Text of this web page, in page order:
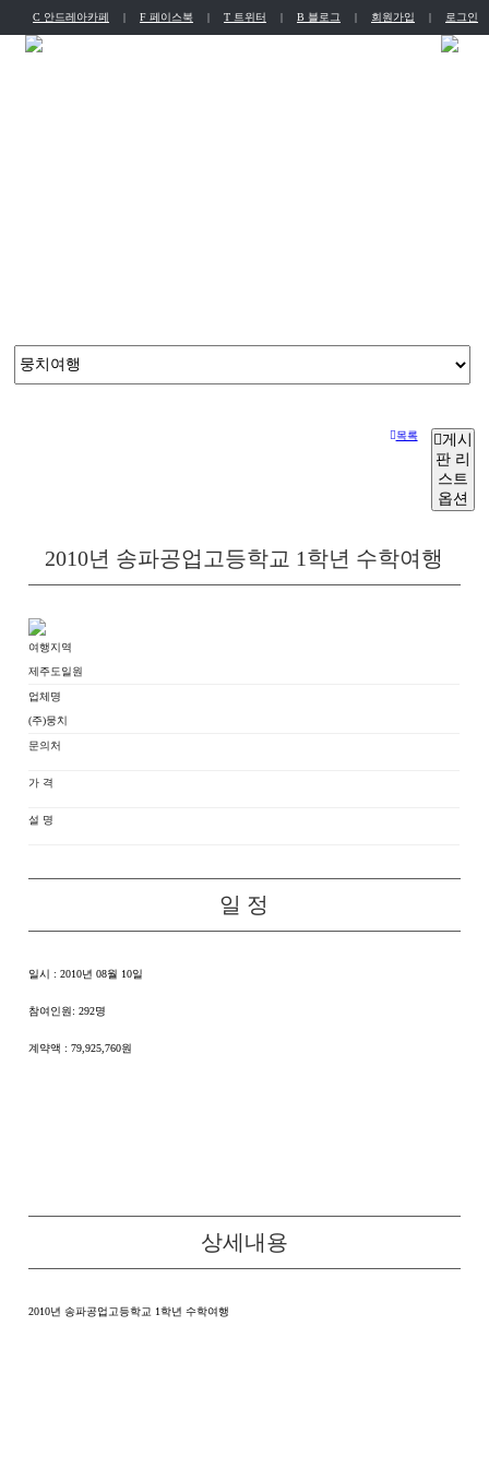
C 안드레아카페 | F 페이스북 | T 트위터 | B 블로그 | 회원가입 | 로그인
목록
게시
판 리
스트
옵션
2010년 송파공업고등학교 1학년 수학여행
여행지역
제주도일원
업체명
(주)뭉치
문의처
가 격
설 명
일 정
일시 : 2010년 08월 10일
참여인원: 292명
계약액 : 79,925,760원
상세내용
2010년 송파공업고등학교 1학년 수학여행